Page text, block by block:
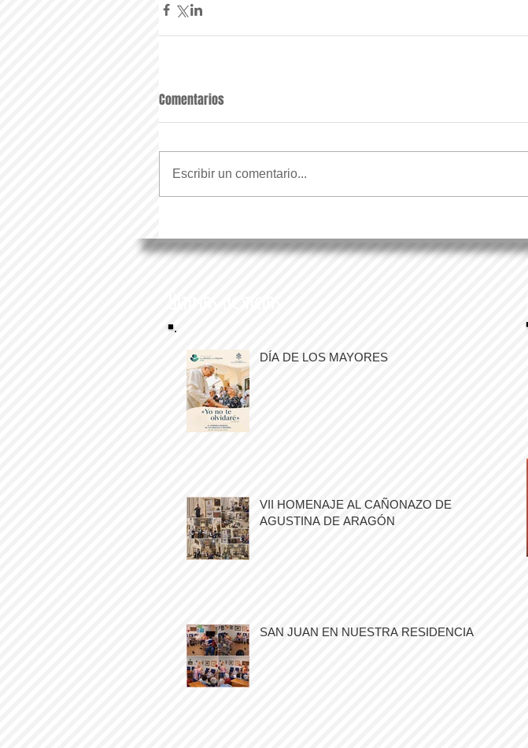
Comentarios
Escribir un comentario...
DÍA DE LOS MAYORES
VII HOMENAJE AL CAÑONAZO DE
AGUSTINA DE ARAGÓN
SAN JUAN EN NUESTRA RESIDENCIA